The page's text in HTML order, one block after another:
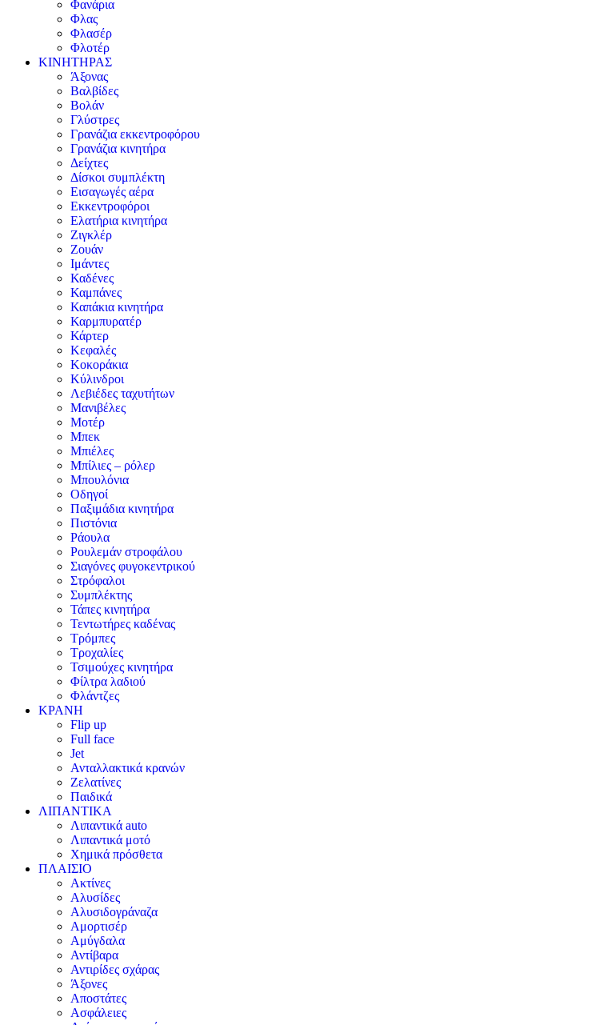
Φανάρια
Φλας
Φλασέρ
Φλοτέρ
ΚΙΝΗΤΗΡΑΣ
Άξονας
Βαλβίδες
Βολάν
Γλύστρες
Γρανάζια εκκεντροφόρου
Γρανάζια κινητήρα
Δείχτες
Δίσκοι συμπλέκτη
Εισαγωγές αέρα
Εκκεντροφόροι
Ελατήρια κινητήρα
Ζιγκλέρ
Ζουάν
Ιμάντες
Καδένες
Καμπάνες
Καπάκια κινητήρα
Καρμπυρατέρ
Κάρτερ
Κεφαλές
Κοκοράκια
Κύλινδροι
Λεβιέδες ταχυτήτων
Μανιβέλες
Μοτέρ
Μπεκ
Μπιέλες
Μπίλιες – ρόλερ
Μπουλόνια
Οδηγοί
Παξιμάδια κινητήρα
Πιστόνια
Ράουλα
Ρουλεμάν στροφάλου
Σιαγόνες φυγοκεντρικού
Στρόφαλοι
Συμπλέκτης
Τάπες κινητήρα
Τεντωτήρες καδένας
Τρόμπες
Τροχαλίες
Τσιμούχες κινητήρα
Φίλτρα λαδιού
Φλάντζες
ΚΡΑΝΗ
Flip up
Full face
Jet
Ανταλλακτικά κρανών
Ζελατίνες
Παιδικά
ΛΙΠΑΝΤΙΚΑ
Λιπαντικά auto
Λιπαντικά μοτό
Χημικά πρόσθετα
ΠΛΑΙΣΙΟ
Ακτίνες
Αλυσίδες
Αλυσιδογράναζα
Αμορτισέρ
Αμύγδαλα
Αντίβαρα
Αντιρίδες σχάρας
Άξονες
Αποστάτες
Ασφάλειες